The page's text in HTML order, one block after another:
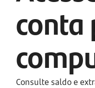
conta
Consulte saldo e